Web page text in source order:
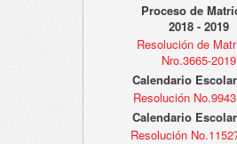
Proceso de
2018 - 2019
Resolución de
Nro.3665-2019
Calendario
Resolución
Calendario
Resolución